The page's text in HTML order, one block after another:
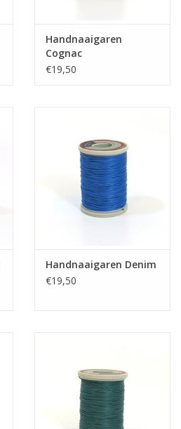
Handnaaigaren
Cognac
€19,50
Handnaaigaren Denim
€19,50